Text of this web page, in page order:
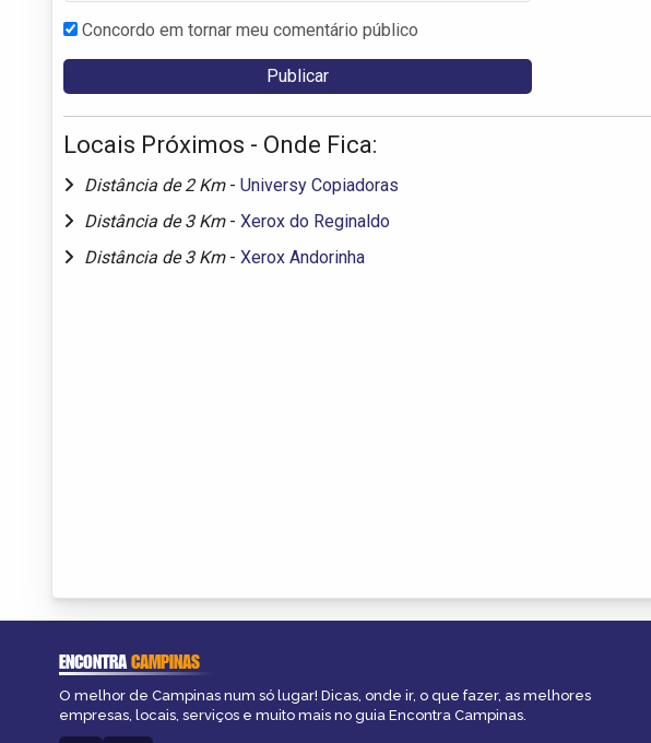
Concordo em tornar meu comentário público
Locais Próximos - Onde Fica:
Distância de 2 Km - Universy Copiadoras
Distância de 3 Km - Xerox do Reginaldo
Distância de 3 Km - Xerox Andorinha
ENCONTRACAMPINAS
O melhor de Campinas num só lugar! Dicas, onde ir, o que fazer, as melhores
empresas, locais, serviços e muito mais no guia Encontra Campinas.